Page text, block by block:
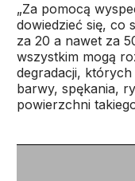
„Za pomocą
dowiedzieć się, co
za 20 a nawet za
wszystkim mogą
degradacji,
barwy, spękania,
powierzchni